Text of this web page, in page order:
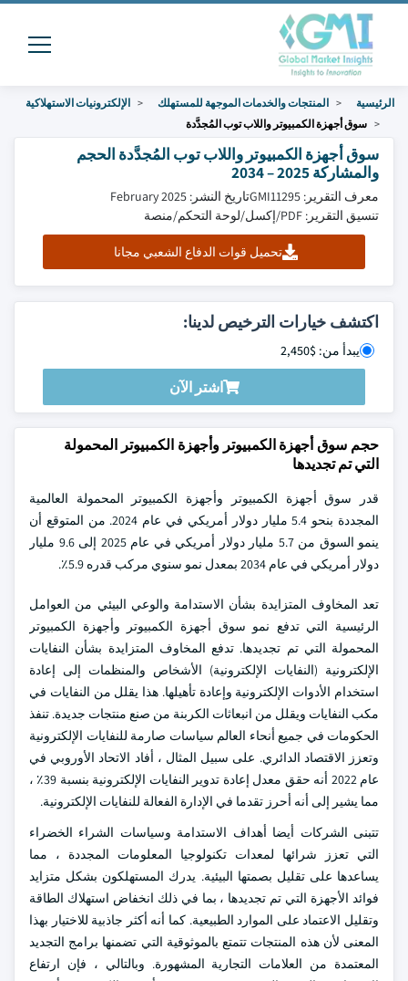
الرئيسية المنتجات والخدمات الموجهة للمستهلك
الإلكترونيات الاستهلاكية
سوق أجهزة الكمبيوتر واللاب توب المُجدَّدة
سوق أجهزة الكمبيوتر واللاب توب المُجدَّدة الحجم
والمشاركة 2025 – 2034
معرف التقرير: GMI11295
تاريخ النشر: February 2025
تنسيق التقرير: PDF/إكسل/لوحة التحكم/منصة
تحميل قوات الدفاع الشعبي مجانا
اكتشف خيارات الترخيص لدينا:
يبدأ من: $2,450
اشتر الآن
حجم سوق أجهزة الكمبيوتر وأجهزة الكمبيوتر المحمولة
التي تم تجديدها
قدر سوق أجهزة الكمبيوتر وأجهزة الكمبيوتر المحمولة العالمية
المجددة بنحو 5.4 مليار دولار أمريكي في عام 2024. من المتوقع أن
ينمو السوق من 5.7 مليار دولار أمريكي في عام 2025 إلى 9.6 مليار
دولار أمريكي في عام 2034 بمعدل نمو سنوي مركب قدره 5.9٪.
تعد المخاوف المتزايدة بشأن الاستدامة والوعي البيئي من العوامل
الرئيسية التي تدفع نمو سوق أجهزة الكمبيوتر وأجهزة الكمبيوتر
المحمولة التي تم تجديدها. تدفع المخاوف المتزايدة بشأن النفايات
الإلكترونية (النفايات الإلكترونية) الأشخاص والمنظمات إلى إعادة
استخدام الأدوات الإلكترونية وإعادة تأهيلها. هذا يقلل من النفايات في
مكب النفايات ويقلل من انبعاثات الكربنة من صنع منتجات جديدة. تنفذ
الحكومات في جميع أنحاء العالم سياسات صارمة للنفايات الإلكترونية
وتعزز الاقتصاد الدائري. على سبيل المثال ، أفاد الاتحاد الأوروبي في
عام 2022 أنه حقق معدل إعادة تدوير النفايات الإلكترونية بنسبة 39٪ ،
مما يشير إلى أنه أحرز تقدما في الإدارة الفعالة للنفايات الإلكترونية.
تتبنى الشركات أيضا أهداف الاستدامة وسياسات الشراء الخضراء
التي تعزز شرائها لمعدات تكنولوجيا المعلومات المجددة ، مما
يساعدها على تقليل بصمتها البيئية. يدرك المستهلكون بشكل متزايد
فوائد الأجهزة التي تم تجديدها ، بما في ذلك انخفاض استهلاك الطاقة
وتقليل الاعتماد على الموارد الطبيعية. كما أنه أكثر جاذبية للاختيار بهذا
المعنى لأن هذه المنتجات تتمتع بالموثوقية التي تضمنها برامج التجديد
المعتمدة من العلامات التجارية المشهورة. وبالتالي ، فإن ارتفاع